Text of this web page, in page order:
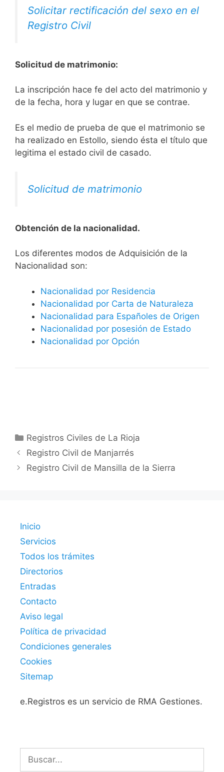
Solicitar rectificación del sexo en el
Registro Civil
Solicitud de matrimonio:
La inscripción hace fe del acto del matrimonio y
de la fecha, hora y lugar en que se contrae.
Es el medio de prueba de que el matrimonio se
ha realizado en Estollo, siendo ésta el título que
legitima el estado civil de casado.
Solicitud de matrimonio
Obtención de la nacionalidad.
​​​Los diferentes modos de Adquisición de la
Nacionalidad son:
Nacionalidad por Residencia
Nacionalidad por Carta de Naturaleza
Nacionalidad para Españoles de Origen
Nacionalidad por posesión de Estado
Nacionalidad por Opción
Categorías
Registros Civiles de La Rioja
Registro Civil de Manjarrés
Registro Civil de Mansilla de la Sierra
Inicio
Servicios
Todos los trámites
Directorios
Entradas
Contacto
Aviso legal
Política de privacidad
Condiciones generales
Cookies
Sitemap
e.Registros es un servicio de RMA Gestiones.
Buscar: